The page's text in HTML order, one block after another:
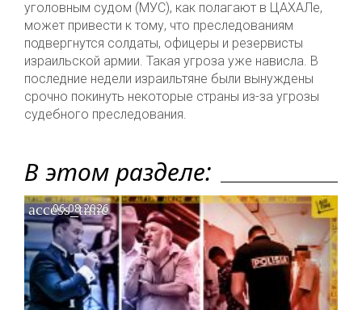
уголовным судом (МУС), как полагают в ЦАХАЛе,
может привести к тому, что преследованиям
подвергнутся солдаты, офицеры и резервисты
израильской армии. Такая угроза уже нависла. В
последние недели израильтяне были вынуждены
срочно покинуть некоторые страны из-за угрозы
судебного преследования.
В этом разделе:
access_time
06.08.2026